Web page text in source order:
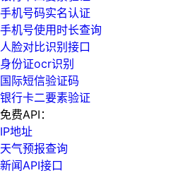
手机号码实名认证
手机号使用时长查询
人脸对比识别接口
身份证ocr识别
国际短信验证码
银行卡二要素验证
免费API：
IP地址
天气预报查询
新闻API接口